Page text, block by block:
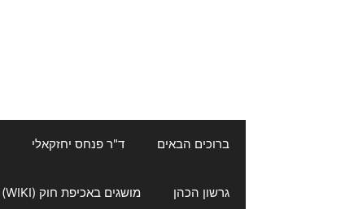
ברוכים הבאים ד"ר פנחס יחזקאלי
גרשון הכהן מושגים באכיפת חוק (WIKI)